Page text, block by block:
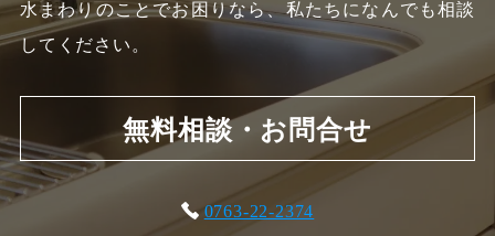
水まわりのことでお困りなら、私たちになんでも相談
してください。
無料相談・お問合せ
0763-22-2374